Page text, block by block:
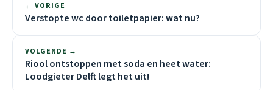
← VORIGE
Verstopte wc door toiletpapier: wat nu?
VOLGENDE →
Riool ontstoppen met soda en heet water:
Loodgieter Delft legt het uit!